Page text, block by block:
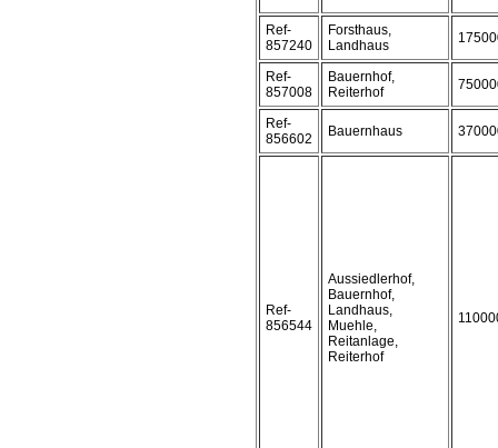
Ref-
857240
Forsthaus,
Landhaus
Ref-
857008
Bauernhof,
Reiterhof
Ref-
856602
Bauernhaus
Ref-
856544
Aussiedlerhof,
Bauernhof,
Landhaus,
Muehle,
Reitanlage,
Reiterhof